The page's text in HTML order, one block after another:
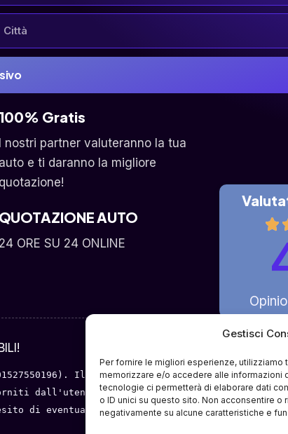
Gestisci
Per fornire le migliori esperienze,
memorizzare e/o accedere alle informazioni
tecnologie ci permetterà di elaborare dati
o ID unici su questo sito. Non acconsentire o
negativamente su alcune caratteristiche e
100% Gratis
I nostri partner valuteranno la tua
auto e ti daranno la migliore
quotazione!
QUOTAZIONE AUTO
24 ORE SU 24 ONLINE
Il servizio offerto è di pura
dall'utente a portali e partner terzi
di eventuali trattative o compravendite tra